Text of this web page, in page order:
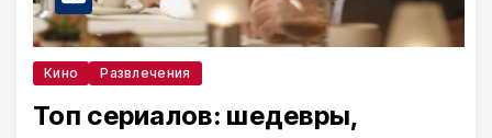
Кино Развлечения
Топ сериалов: шедевры,